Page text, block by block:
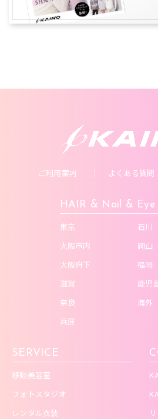
ご利用案内 よくある質問
HAIR & Nail & Eye
東京
大阪市内
大阪府下
滋賀
奈良
兵庫
石川
岡山
福岡
鹿児
海外
SERVICE
移動美容室
フォトスタジオ
レンタル衣装